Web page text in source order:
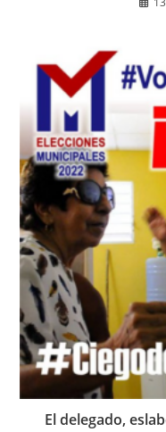
El delegado,